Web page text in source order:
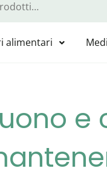
tutti i prodotti
alimentari
e